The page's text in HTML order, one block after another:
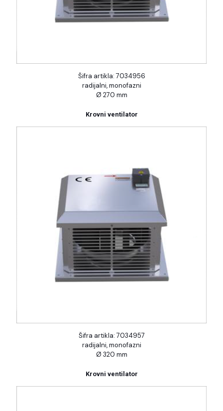
Šifra artikla: 7034956
radijalni, monofazni
Ø 270 mm
Krovni ventilator
Šifra artikla: 7034957
radijalni, monofazni
Ø 320 mm
Krovni ventilator